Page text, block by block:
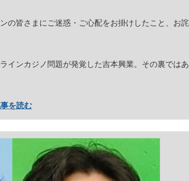
の皆さまにご迷惑・ご心配をお掛けしたこと、お詫
インカジノ問題が発覚した吉本興業。その裏ではあ
を読む